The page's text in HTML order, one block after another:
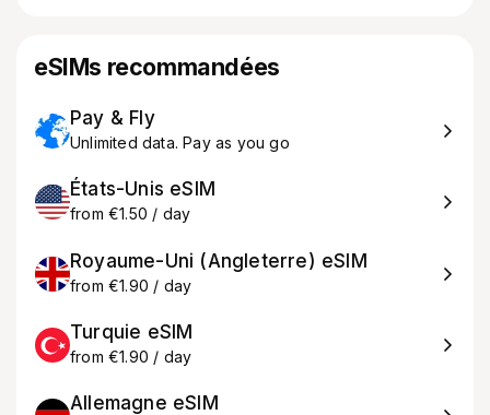
eSIMs recommandées
Pay & Fly
Unlimited data. Pay as you go
États-Unis eSIM
from €1.50 / day
Royaume-Uni (Angleterre) eSIM
from €1.90 / day
Turquie eSIM
from €1.90 / day
Allemagne eSIM